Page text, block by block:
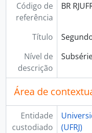
Código de
referência
BR
Título
Nível de
descrição
Área de
Entidade
custodiado
(UFRJ)